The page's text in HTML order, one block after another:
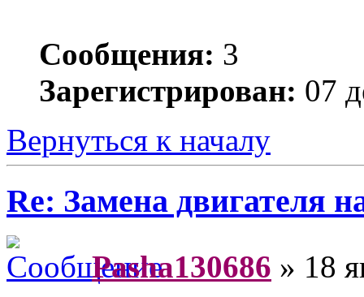
Сообщения: 3
Зарегистрирован: 07
Вернуться к началу
Re: Замена двигателя
Pasha130686 » 18